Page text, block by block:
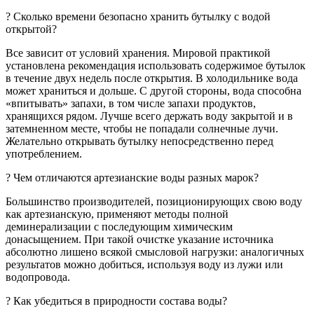
? Сколько времени безопасно хранить бутылку c водой
открытой?
Все зависит от условий хранения. Мировой практикой
установлена рекомендация использовать содержимое бутылок
в течение двух недель после открытия. В холодильнике вода
может храниться и дольше. С другой стороны, вода способна
«впитывать» запахи, в том числе запахи продуктов,
хранящихся рядом. Лучше всего держать воду закрытой и в
затемненном месте, чтобы не попадали солнечные лучи.
Желательно открывать бутылку непосредственно перед
употреблением.
? Чем отличаются артезианские воды разных марок?
Большинство производителей, позиционирующих свою воду
как артезианскую, применяют методы полной
деминерализации с последующим химическим
донасыщением. При такой очистке указание источника
абсолютно лишено всякой смысловой нагрузки: аналогичных
результатов можно добиться, используя воду из лужи или
водопровода.
? Как убедиться в природности состава воды?